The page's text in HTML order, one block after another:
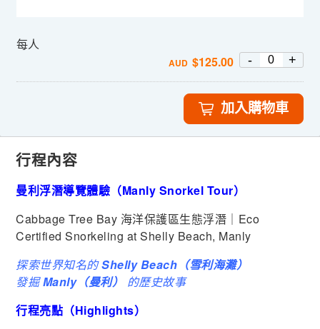
每人
AUD $125.00 - +
加入購物車
行程內容
曼利浮潛導覽體驗（Manly Snorkel Tour）
Cabbage Tree Bay 海洋保護區生態浮潛｜Eco
Certified Snorkeling at Shelly Beach, Manly
探索世界知名的Shelly Beach（雪利海灘）
發掘Manly（曼利）
的歷史故事
行程亮點（Highlights）